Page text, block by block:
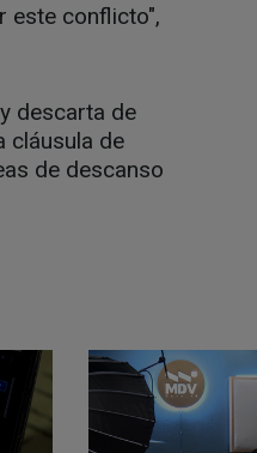
este conflicto",
descarta de
cláusula de
de descanso